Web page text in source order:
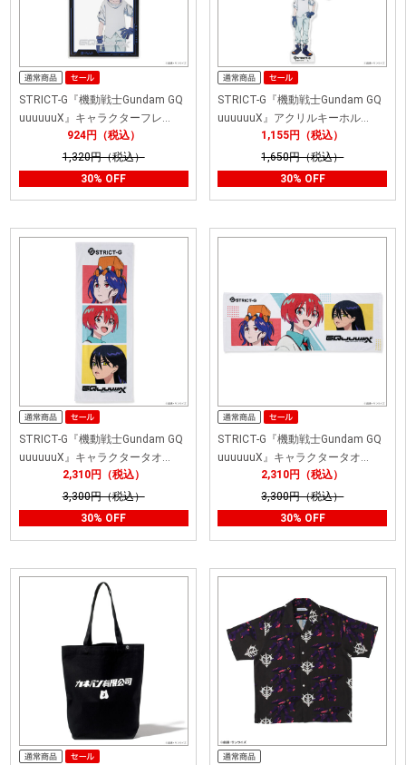
STRICT-G『機動戦士Gundam GQ
uuuuuuX』キャラクターフレ…
924円（税込）
1,320円（税込）
30% OFF
STRICT-G『機動戦士Gundam GQ
uuuuuuX』アクリルキーホル…
1,155円（税込）
1,650円（税込）
30% OFF
STRICT-G『機動戦士Gundam GQ
uuuuuuX』キャラクタータオ…
2,310円（税込）
3,300円（税込）
30% OFF
STRICT-G『機動戦士Gundam GQ
uuuuuuX』キャラクタータオ…
2,310円（税込）
3,300円（税込）
30% OFF